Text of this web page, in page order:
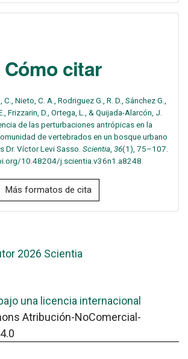
Cómo citar
Nieto, C. A., Rodriguez G., R. D., Sánchez G.,
Frizzarin, D., Ortega, L., & Quijada-Alarcón, J.
de las perturbaciones antrópicas en la
de vertebrados en un bosque urbano
Dr. Víctor Levi Sasso. Scientia 36(1), 75–107.
10.48204/j.scientia.v36n1.a8248
Más formatos de cita
2026 Scientia
una licencia internacional
Atribución-NoComercial-